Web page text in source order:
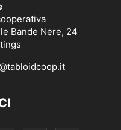
Bande Nere, 24